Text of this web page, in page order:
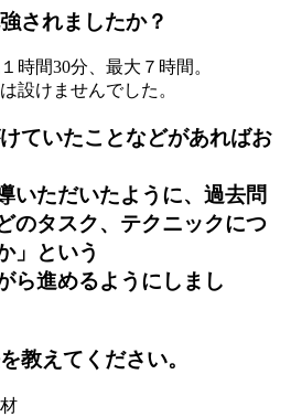
されましたか？
時間30分、最大７時間。
設けませんでした。
ていたことなどがあればお
いただいたように、過去問
のタスク、テクニックにつ
」という
ら進めるようにしまし
教えてください。